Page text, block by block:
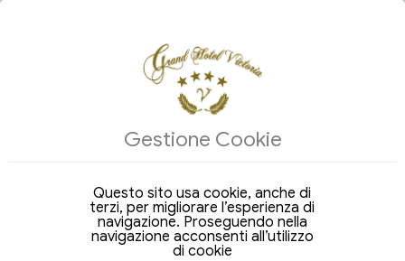
Pacchetto San Valentino 2026
Gestione Cookie
Questo sito usa cookie, anche di
terzi, per migliorare l’esperienza di
navigazione. Proseguendo nella
navigazione acconsenti all’utilizzo
di cookie